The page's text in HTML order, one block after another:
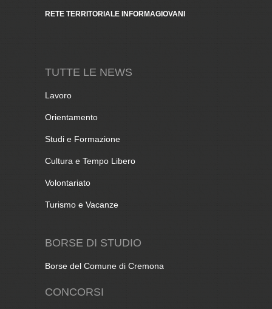
RETE TERRITORIALE INFORMAGIOVANI
TUTTE LE NEWS
Lavoro
Orientamento
Studi e Formazione
Cultura e Tempo Libero
Volontariato
Turismo e Vacanze
BORSE DI STUDIO
Borse del Comune di Cremona
CONCORSI